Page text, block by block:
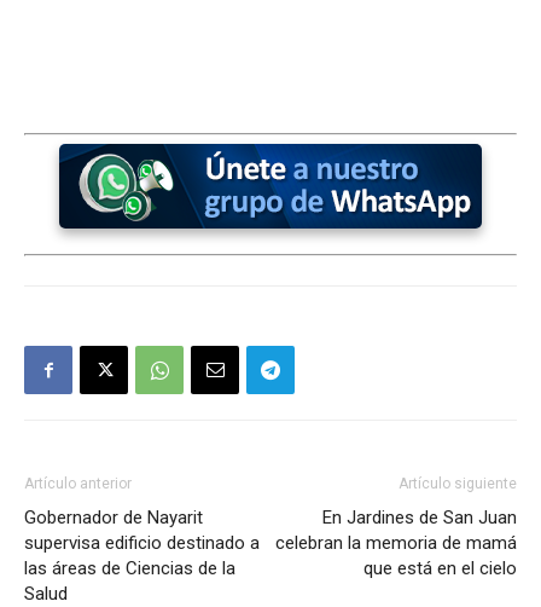
Artículo anterior
Gobernador de Nayarit
supervisa edificio destinado a
las áreas de Ciencias de la
Salud
Artículo siguiente
En Jardines de San Juan
celebran la memoria de mamá
que está en el cielo